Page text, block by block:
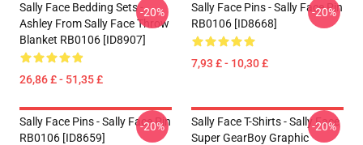
Sally Face Bedding Sets -
Ashley From Sally Face Throw
Blanket RB0106 [ID8907]
26,86 £ - 51,35 £
-20%
Sally Face Pins - Sally Face Pin
RB0106 [ID8668]
7,93 £ - 10,30 £
-20%
Sally Face Pins - Sally Face Pin
RB0106 [ID8659]
-20%
Sally Face T-Shirts - Sally Face
Super GearBoy Graphic
-20%